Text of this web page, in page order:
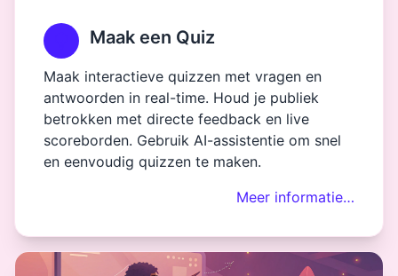
Maak een Quiz
Maak interactieve quizzen met vragen en
antwoorden in real-time. Houd je publiek
betrokken met directe feedback en live
scoreborden. Gebruik AI-assistentie om snel
en eenvoudig quizzen te maken.
Meer informatie…